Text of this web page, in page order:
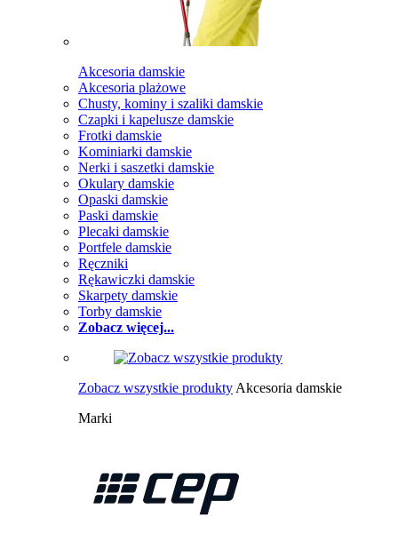
Akcesoria damskie
Akcesoria plażowe
Chusty, kominy i szaliki damskie
Czapki i kapelusze damskie
Frotki damskie
Kominiarki damskie
Nerki i saszetki damskie
Okulary damskie
Opaski damskie
Paski damskie
Plecaki damskie
Portfele damskie
Ręczniki
Rękawiczki damskie
Skarpety damskie
Torby damskie
Zobacz więcej...
Zobacz wszystkie produkty Akcesoria damskie
Marki